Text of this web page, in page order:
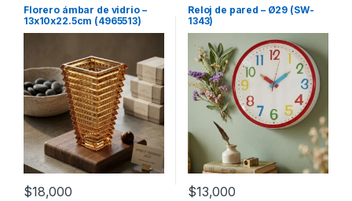
mesas
Florero ámbar de vidrio –
13x10x22.5cm (4965513)
$18,000
Reloj de pared – Ø29 (SW-
1343)
$13,000